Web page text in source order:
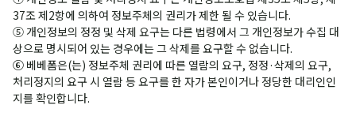
37조 제2항에 의하여 정보주체의 권리가 제한 될 수 있습니다.
⑤ 개인정보의 정정 및 삭제 요구는 다른 법령에서 그 개인정보가 수집 대
상으로 명시되어 있는 경우에는 그 삭제를 요구할 수 없습니다.
⑥ 베베폼은(는) 정보주체 권리에 따른 열람의 요구, 정정·삭제의 요구,
처리정지의 요구 시 열람 등 요구를 한 자가 본인이거나 정당한 대리인인
지를 확인합니다.